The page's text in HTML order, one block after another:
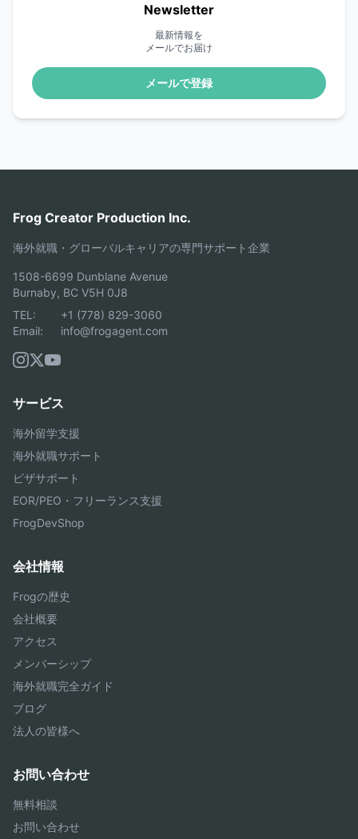
Newsletter
最新情報を
メールでお届け
メールで登録
Frog Creator Production Inc.
海外就職・グローバルキャリアの専門サポート企業
1508-6699 Dunblane Avenue
Burnaby, BC V5H 0J8
TEL:
+1 (778) 829-3060
Email:
info@frogagent.com
サービス
海外留学支援
海外就職サポート
ビザサポート
EOR/PEO・フリーランス支援
FrogDevShop
会社情報
Frogの歴史
会社概要
アクセス
メンバーシップ
海外就職完全ガイド
ブログ
法人の皆様へ
お問い合わせ
無料相談
お問い合わせ